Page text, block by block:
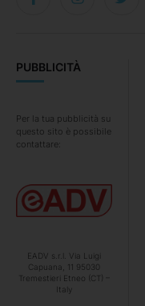
PUBBLICITÀ
Per la tua pubblicità su
questo sito è possibile
contattare:
EADV s.r.l. Via Luigi
Capuana, 11 95030
Tremestieri Etneo (CT) –
Italy